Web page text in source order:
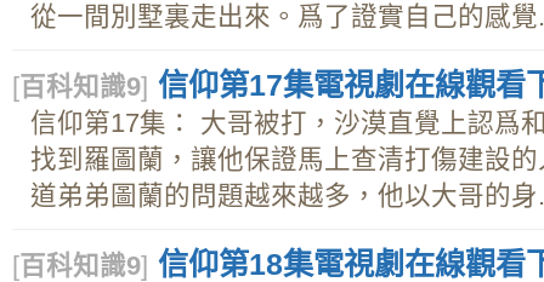
從一間別墅裏走出來。爲了證實自己的感覺
[百科知識9] 信仰第17集電視劇在線觀看
信仰第17集： 大哥被打，沙漠直覺上認爲
找到羅圖蘭，讓他保證馬上查清打傷建設
道弟弟圖蘭的問題越來越多，他以大哥的身
[百科知識9] 信仰第18集電視劇在線觀看